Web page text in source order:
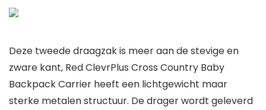
Deze tweede draagzak is meer aan de stevige en
zware kant, Red ClevrPlus Cross Country Baby
Backpack Carrier heeft een lichtgewicht maar
sterke metalen structuur. De drager wordt geleverd